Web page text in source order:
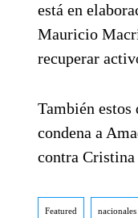
está en
Mauricio
recuperar
También
condena a
contra Cristina
Featured nacionales